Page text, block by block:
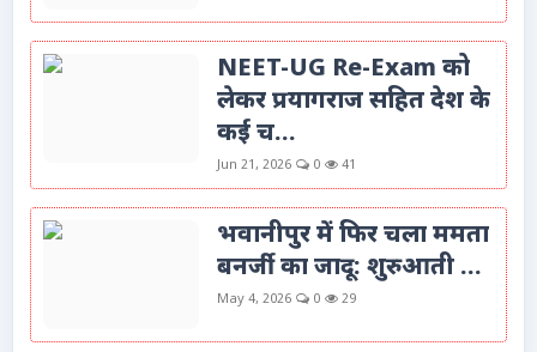
NEET-UG Re-Exam को
लेकर प्रयागराज सहित देश के
कई च...
Jun 21, 2026 0 41
भवानीपुर में फिर चला ममता
बनर्जी का जादू: शुरुआती ...
May 4, 2026 0 29